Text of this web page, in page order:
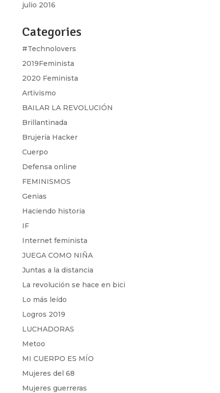
julio 2016
Categories
#Technolovers
2019Feminista
2020 Feminista
Artivismo
BAILAR LA REVOLUCIÓN
Brillantinada
Brujería Hacker
Cuerpo
Defensa online
FEMINISMOS
Genias
Haciendo historia
IF
Internet feminista
JUEGA COMO NIÑA
Juntas a la distancia
La revolución se hace en bici
Lo más leído
Logros 2019
LUCHADORAS
Metoo
MI CUERPO ES MÍO
Mujeres del 68
Mujeres guerreras